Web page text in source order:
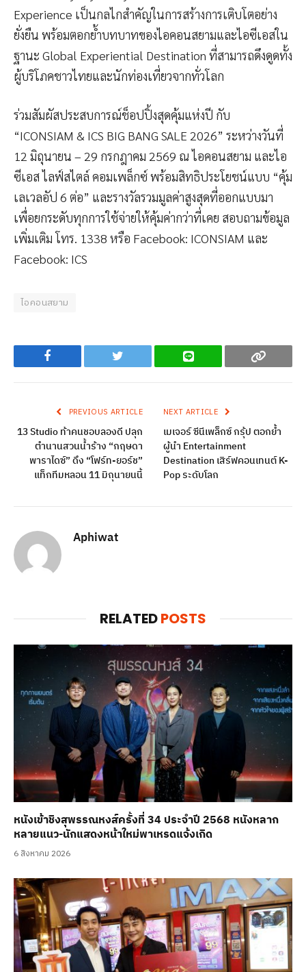
Experience เป็นกลไกสำคัญในการสร้างการเติบโตอย่าง
ยั่งยืน พร้อมตอกย้ำบทบาทของไอคอนสยามและไอซีเอสใน
ฐานะ Global Experiential Destination ที่สามารถดึงดูดทั้ง
ผู้บริโภคชาวไทยและนักท่องเที่ยวจากทั่วโลก
ร่วมสัมผัสประสบการณ์ช็อปปิ้งสุดคุ้มแห่งปี กับ
“ICONSIAM & ICS BIG BANG SALE 2026” ระหว่างวันที่
12 มิถุนายน – 29 กรกฎาคม 2569 ณ ไอคอนสยาม และไอ
ซีเอส ไลฟ์สไตล์ คอมเพล็กซ์ พร้อมสิทธิประโยชน์แบบ “คุ้ม
เลเวลอัป 6 ต่อ” และรางวัลรวมมูลค่าสูงสุดที่ออกแบบมา
เพื่อยกระดับทุกการใช้จ่ายให้คุ้มค่ากว่าที่เคย สอบถามข้อมูล
เพิ่มเติม โทร. 1338 หรือ Facebook: ICONSIAM และ
Facebook: ICS
ไอคอนสยาม
Facebook Twitter Line Copy
PREVIOUS ARTICLE
13 Studio ท้าคนชอบลองดี ปลุก
ตำนานสวนน้ำร้าง “กฤษดา
พาราไดซ์” ดึง “โฟร์ท-ยอร์ช”
แท็กทีมหลอน 11 มิถุนายนนี้
NEXT ARTICLE
เมเจอร์ ซีนีเพล็กซ์ กรุ้ป ตอกย้ำ
ผู้นำ Entertainment
Destination เสิร์ฟคอนเทนต์ K-
Pop ระดับโลก
Aphiwat
RELATEDPOSTS
หนังเข้าชิงสุพรรณหงส์ครั้งที่ 34 ประจำปี 2568 หนังหลาก
หลายแนว-นักแสดงหน้าใหม่พาเหรดแจ้งเกิด
6 สิงหาคม 2026